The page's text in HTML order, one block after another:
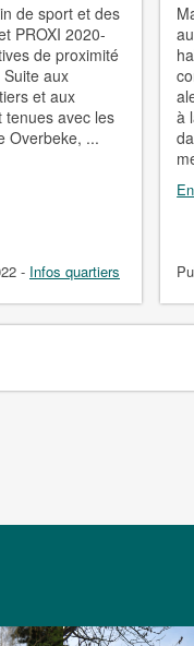
de sport et des
PROXI 2020-
de proximité
aux
et aux
tenues avec les
Overbeke, ...
- Infos quartiers
à